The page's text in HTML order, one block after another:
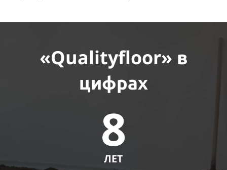
«Qualityfloor» в
цифрах
8
ЛЕТ